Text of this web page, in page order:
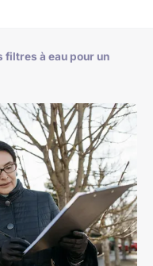
filtres à eau pour un